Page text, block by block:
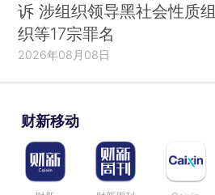
诉 涉组织领导黑社会性质组
织等17宗罪名
2026年08月08日
财新移动